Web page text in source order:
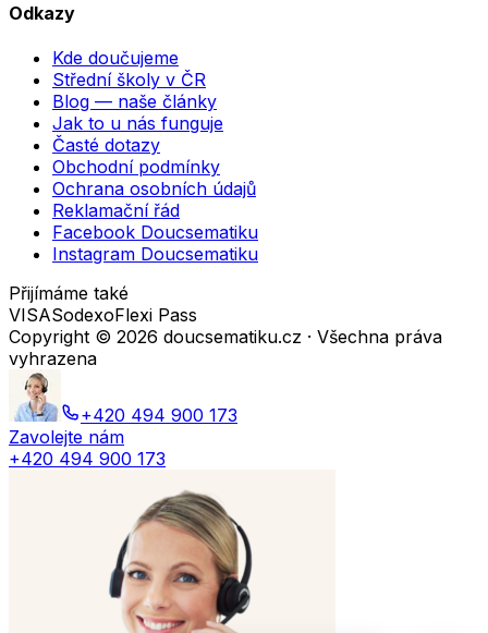
Odkazy
Kde doučujeme
Střední školy v ČR
Blog — naše články
Jak to u nás funguje
Časté dotazy
Obchodní podmínky
Ochrana osobních údajů
Reklamační řád
Facebook Doucsematiku
Instagram Doucsematiku
Přijímáme také
VISASodexoFlexi Pass
Copyright © 2026 doucsematiku.cz · Všechna práva
vyhrazena
+420 494 900 173
Zavolejte nám
+420 494 900 173